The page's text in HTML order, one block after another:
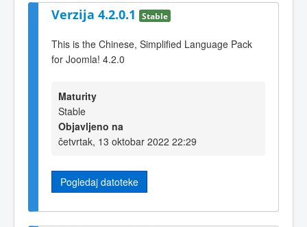
Verzija 4.2.0.1 Stable
This is the Chinese, Simplified Language Pack
for Joomla! 4.2.0
Maturity
Stable
Objavljeno na
četvrtak, 13 oktobar 2022 22:29
Pogledaj datoteke